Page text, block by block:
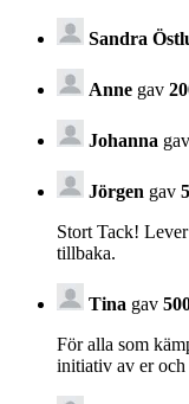
Sandra
Anne gav
Johanna gav
Jörgen gav
Stort Tack!
tillbaka.
Tina gav
För alla som
initiativ av er och